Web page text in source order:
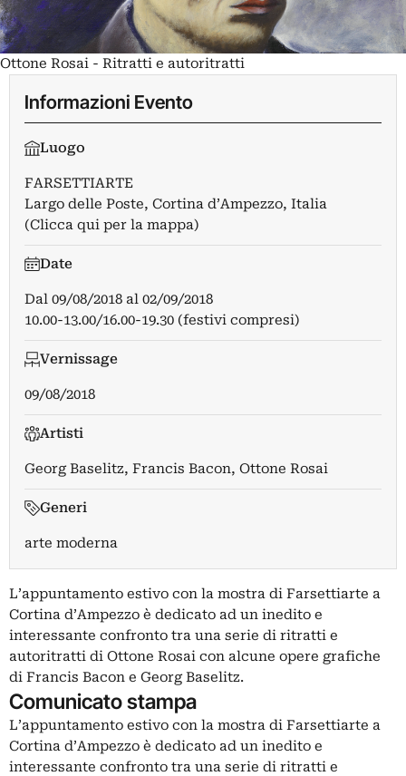
Ottone Rosai - Ritratti e autoritratti
Informazioni Evento
Luogo
FARSETTIARTE
Largo delle Poste, Cortina d’Ampezzo, Italia
(Clicca qui per la mappa)
Date
Dal 09/08/2018 al 02/09/2018
10.00-13.00/16.00-19.30 (festivi compresi)
Vernissage
09/08/2018
Artisti
Georg Baselitz, Francis Bacon, Ottone Rosai
Generi
arte moderna
L’appuntamento estivo con la mostra di Farsettiarte a
Cortina d’Ampezzo è dedicato ad un inedito e
interessante confronto tra una serie di ritratti e
autoritratti di Ottone Rosai con alcune opere grafiche
di Francis Bacon e Georg Baselitz.
Comunicato stampa
L’appuntamento estivo con la mostra di Farsettiarte a
Cortina d’Ampezzo è dedicato ad un inedito e
interessante confronto tra una serie di ritratti e